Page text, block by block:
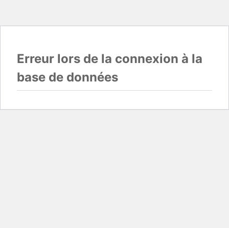
Erreur lors de la connexion à la
base de données